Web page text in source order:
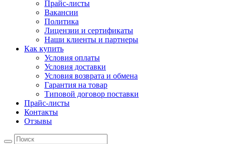
Прайс-листы
Вакансии
Политика
Лицензии и сертификаты
Наши клиенты и партнеры
Как купить
Условия оплаты
Условия доставки
Условия возврата и обмена
Гарантия на товар
Типовой договор поставки
Прайс-листы
Контакты
Отзывы